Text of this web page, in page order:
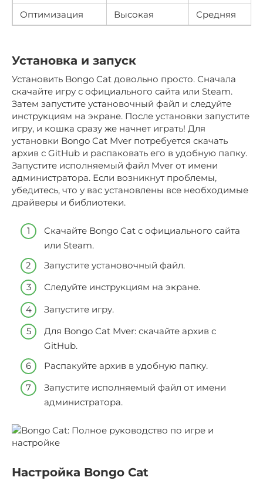
Оптимизация
Высокая Средняя
Установка и запуск
Установить Bongo Cat довольно просто. Сначала
скачайте игру с официального сайта или Steam.
Затем запустите установочный файл и следуйте
инструкциям на экране. После установки запустите
игру, и кошка сразу же начнет играть! Для
установки Bongo Cat Mver потребуется скачать
архив с GitHub и распаковать его в удобную папку.
Запустите исполняемый файл Mver от имени
администратора. Если возникнут проблемы,
убедитесь, что у вас установлены все необходимые
драйверы и библиотеки.
Скачайте Bongo Cat с официального сайта
или Steam.
Запустите установочный файл.
Следуйте инструкциям на экране.
Запустите игру.
Для Bongo Cat Mver: скачайте архив с
GitHub.
Распакуйте архив в удобную папку.
Запустите исполняемый файл от имени
администратора.
Настройка Bongo Cat